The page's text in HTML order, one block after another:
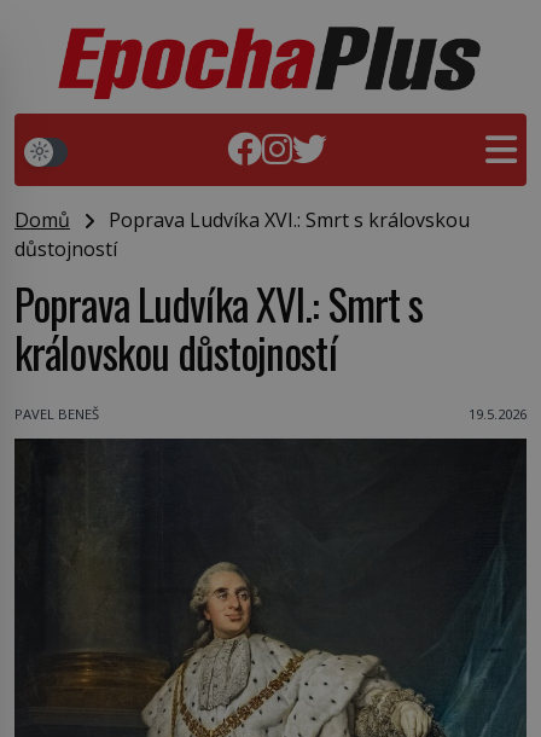
Domů
Poprava Ludvíka XVI.: Smrt s královskou
důstojností
Poprava Ludvíka XVI.: Smrt s
královskou důstojností
PAVEL BENEŠ 19.5.2026